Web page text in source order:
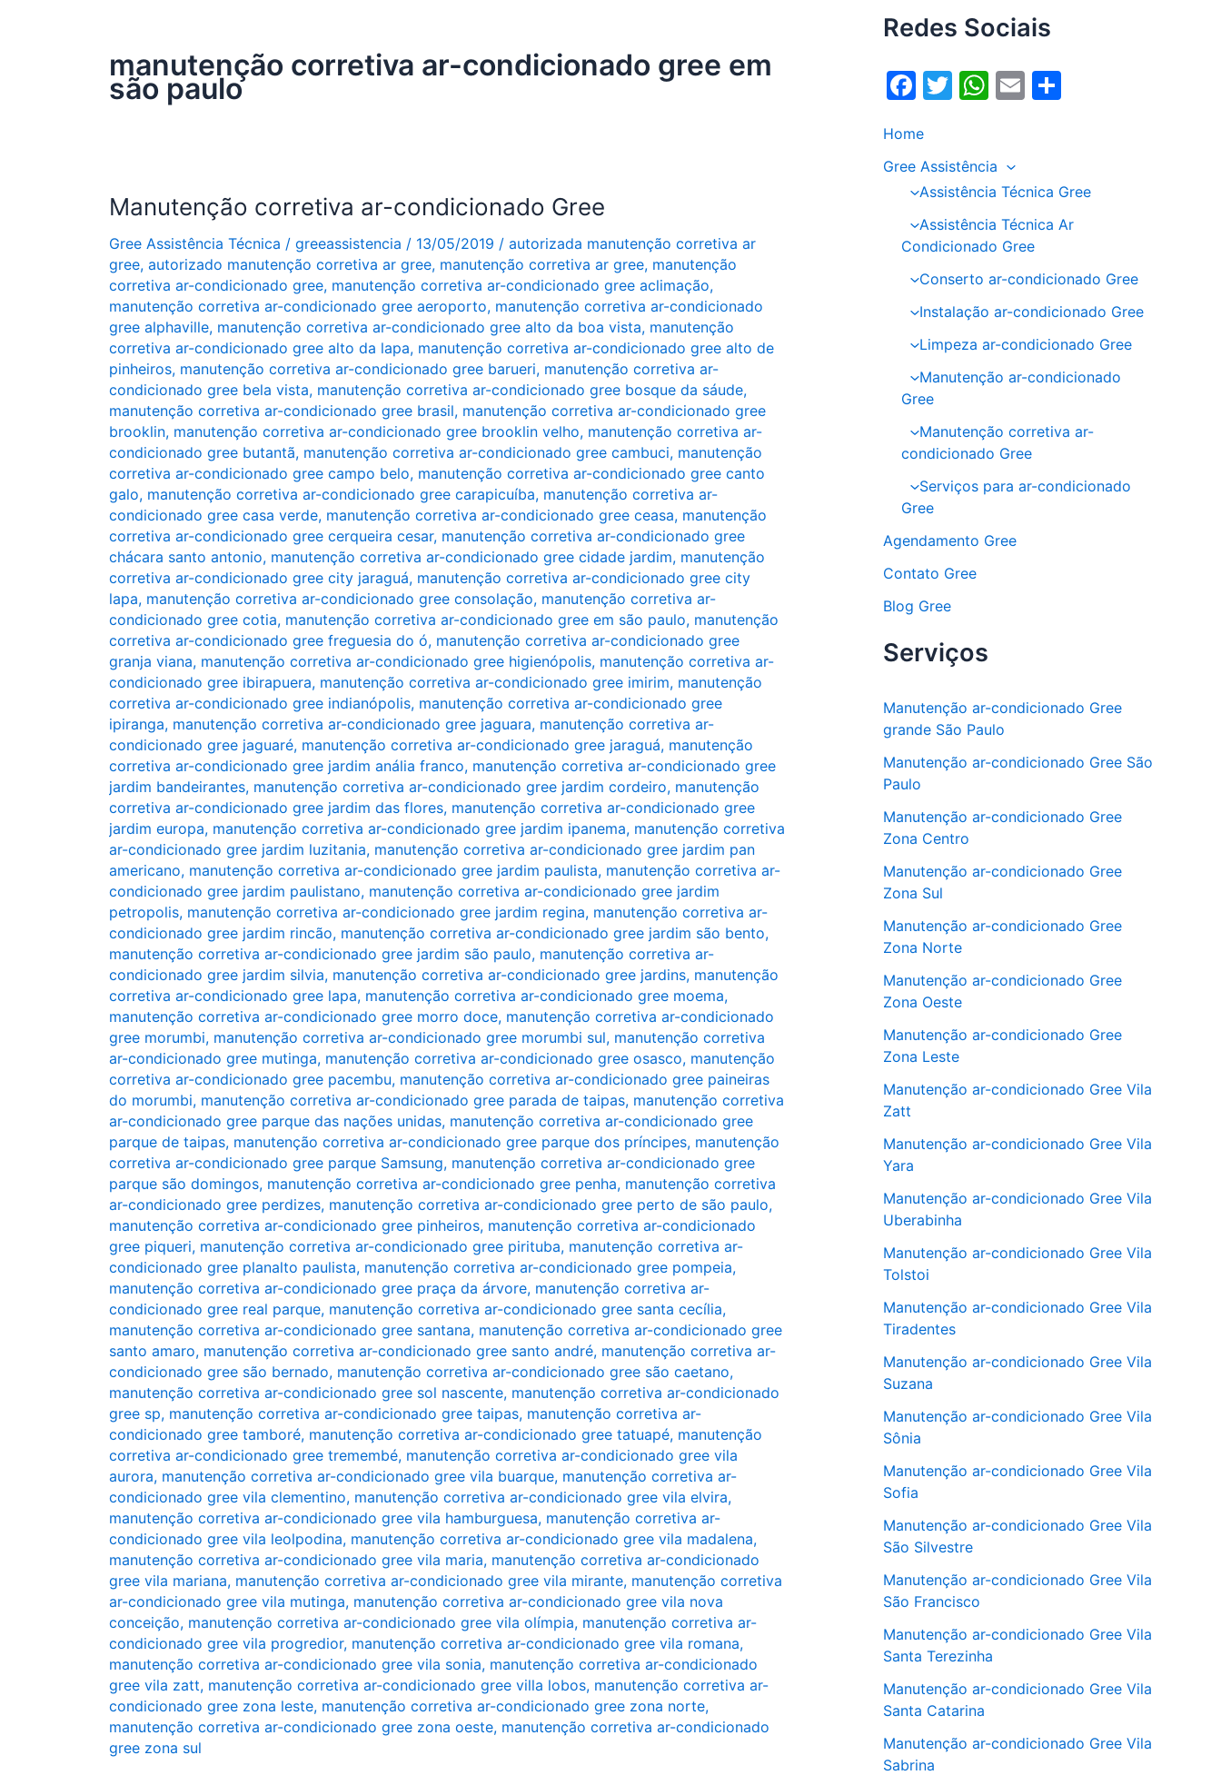
manutenção corretiva ar-condicionado gree em
são paulo
Manutenção corretiva ar-condicionado Gree
Gree Assistência Técnica / greeassistencia / 13/05/2019 / autorizada manutenção corretiva ar
gree, autorizado manutenção corretiva ar gree, manutenção corretiva ar gree, manutenção
corretiva ar-condicionado gree, manutenção corretiva ar-condicionado gree aclimação,
manutenção corretiva ar-condicionado gree aeroporto, manutenção corretiva ar-condicionado
gree alphaville, manutenção corretiva ar-condicionado gree alto da boa vista, manutenção
corretiva ar-condicionado gree alto da lapa, manutenção corretiva ar-condicionado gree alto de
pinheiros, manutenção corretiva ar-condicionado gree barueri, manutenção corretiva ar-
condicionado gree bela vista, manutenção corretiva ar-condicionado gree bosque da sáude,
manutenção corretiva ar-condicionado gree brasil, manutenção corretiva ar-condicionado gree
brooklin, manutenção corretiva ar-condicionado gree brooklin velho, manutenção corretiva ar-
condicionado gree butantã, manutenção corretiva ar-condicionado gree cambuci, manutenção
corretiva ar-condicionado gree campo belo, manutenção corretiva ar-condicionado gree canto
galo, manutenção corretiva ar-condicionado gree carapicuíba, manutenção corretiva ar-
condicionado gree casa verde, manutenção corretiva ar-condicionado gree ceasa, manutenção
corretiva ar-condicionado gree cerqueira cesar, manutenção corretiva ar-condicionado gree
chácara santo antonio, manutenção corretiva ar-condicionado gree cidade jardim, manutenção
corretiva ar-condicionado gree city jaraguá, manutenção corretiva ar-condicionado gree city
lapa, manutenção corretiva ar-condicionado gree consolação, manutenção corretiva ar-
condicionado gree cotia, manutenção corretiva ar-condicionado gree em são paulo, manutenção
corretiva ar-condicionado gree freguesia do ó, manutenção corretiva ar-condicionado gree
granja viana, manutenção corretiva ar-condicionado gree higienópolis, manutenção corretiva ar-
condicionado gree ibirapuera, manutenção corretiva ar-condicionado gree imirim, manutenção
corretiva ar-condicionado gree indianópolis, manutenção corretiva ar-condicionado gree
ipiranga, manutenção corretiva ar-condicionado gree jaguara, manutenção corretiva ar-
condicionado gree jaguaré, manutenção corretiva ar-condicionado gree jaraguá, manutenção
corretiva ar-condicionado gree jardim anália franco, manutenção corretiva ar-condicionado gree
jardim bandeirantes, manutenção corretiva ar-condicionado gree jardim cordeiro, manutenção
corretiva ar-condicionado gree jardim das flores, manutenção corretiva ar-condicionado gree
jardim europa, manutenção corretiva ar-condicionado gree jardim ipanema, manutenção corretiva
ar-condicionado gree jardim luzitania, manutenção corretiva ar-condicionado gree jardim pan
americano, manutenção corretiva ar-condicionado gree jardim paulista, manutenção corretiva ar-
condicionado gree jardim paulistano, manutenção corretiva ar-condicionado gree jardim
petropolis, manutenção corretiva ar-condicionado gree jardim regina, manutenção corretiva ar-
condicionado gree jardim rincão, manutenção corretiva ar-condicionado gree jardim são bento,
manutenção corretiva ar-condicionado gree jardim são paulo, manutenção corretiva ar-
condicionado gree jardim silvia, manutenção corretiva ar-condicionado gree jardins, manutenção
corretiva ar-condicionado gree lapa, manutenção corretiva ar-condicionado gree moema,
manutenção corretiva ar-condicionado gree morro doce, manutenção corretiva ar-condicionado
gree morumbi, manutenção corretiva ar-condicionado gree morumbi sul, manutenção corretiva
ar-condicionado gree mutinga, manutenção corretiva ar-condicionado gree osasco, manutenção
corretiva ar-condicionado gree pacembu, manutenção corretiva ar-condicionado gree paineiras
do morumbi, manutenção corretiva ar-condicionado gree parada de taipas, manutenção corretiva
ar-condicionado gree parque das nações unidas, manutenção corretiva ar-condicionado gree
parque de taipas, manutenção corretiva ar-condicionado gree parque dos príncipes, manutenção
corretiva ar-condicionado gree parque Samsung, manutenção corretiva ar-condicionado gree
parque são domingos, manutenção corretiva ar-condicionado gree penha, manutenção corretiva
ar-condicionado gree perdizes, manutenção corretiva ar-condicionado gree perto de são paulo,
manutenção corretiva ar-condicionado gree pinheiros, manutenção corretiva ar-condicionado
gree piqueri, manutenção corretiva ar-condicionado gree pirituba, manutenção corretiva ar-
condicionado gree planalto paulista, manutenção corretiva ar-condicionado gree pompeia,
manutenção corretiva ar-condicionado gree praça da árvore, manutenção corretiva ar-
condicionado gree real parque, manutenção corretiva ar-condicionado gree santa cecília,
manutenção corretiva ar-condicionado gree santana, manutenção corretiva ar-condicionado gree
santo amaro, manutenção corretiva ar-condicionado gree santo andré, manutenção corretiva ar-
condicionado gree são bernado, manutenção corretiva ar-condicionado gree são caetano,
manutenção corretiva ar-condicionado gree sol nascente, manutenção corretiva ar-condicionado
gree sp, manutenção corretiva ar-condicionado gree taipas, manutenção corretiva ar-
condicionado gree tamboré, manutenção corretiva ar-condicionado gree tatuapé, manutenção
corretiva ar-condicionado gree tremembé, manutenção corretiva ar-condicionado gree vila
aurora, manutenção corretiva ar-condicionado gree vila buarque, manutenção corretiva ar-
condicionado gree vila clementino, manutenção corretiva ar-condicionado gree vila elvira,
manutenção corretiva ar-condicionado gree vila hamburguesa, manutenção corretiva ar-
condicionado gree vila leolpodina, manutenção corretiva ar-condicionado gree vila madalena,
manutenção corretiva ar-condicionado gree vila maria, manutenção corretiva ar-condicionado
gree vila mariana, manutenção corretiva ar-condicionado gree vila mirante, manutenção corretiva
ar-condicionado gree vila mutinga, manutenção corretiva ar-condicionado gree vila nova
conceição, manutenção corretiva ar-condicionado gree vila olímpia, manutenção corretiva ar-
condicionado gree vila progredior, manutenção corretiva ar-condicionado gree vila romana,
manutenção corretiva ar-condicionado gree vila sonia, manutenção corretiva ar-condicionado
gree vila zatt, manutenção corretiva ar-condicionado gree villa lobos, manutenção corretiva ar-
condicionado gree zona leste, manutenção corretiva ar-condicionado gree zona norte,
manutenção corretiva ar-condicionado gree zona oeste, manutenção corretiva ar-condicionado
gree zona sul
Redes Sociais
F
c
e
b
o
o
k
T
er
W
s
A
p
p
E
Home
Gree Assistência
Assistência Técnica Gree
Assistência Técnica Ar
Condicionado Gree
Conserto ar-condicionado Gree
Instalação ar-condicionado Gree
Limpeza ar-condicionado Gree
Manutenção ar-condicionado
Gree
Manutenção corretiva ar-
condicionado Gree
Serviços para ar-condicionado
Gree
Agendamento Gree
Contato Gree
Blog Gree
Serviços
Manutenção ar-condicionado Gree
grande São Paulo
Manutenção ar-condicionado Gree São
Paulo
Manutenção ar-condicionado Gree
Zona Centro
Manutenção ar-condicionado Gree
Zona Sul
Manutenção ar-condicionado Gree
Zona Norte
Manutenção ar-condicionado Gree
Zona Oeste
Manutenção ar-condicionado Gree
Zona Leste
Manutenção ar-condicionado Gree Vila
Zatt
Manutenção ar-condicionado Gree Vila
Yara
Manutenção ar-condicionado Gree Vila
Uberabinha
Manutenção ar-condicionado Gree Vila
Tolstoi
Manutenção ar-condicionado Gree Vila
Tiradentes
Manutenção ar-condicionado Gree Vila
Suzana
Manutenção ar-condicionado Gree Vila
Sônia
Manutenção ar-condicionado Gree Vila
Sofia
Manutenção ar-condicionado Gree Vila
São Silvestre
Manutenção ar-condicionado Gree Vila
São Francisco
Manutenção ar-condicionado Gree Vila
Santa Terezinha
Manutenção ar-condicionado Gree Vila
Santa Catarina
Manutenção ar-condicionado Gree Vila
Sabrina